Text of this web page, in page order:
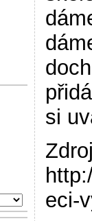
si
eci-